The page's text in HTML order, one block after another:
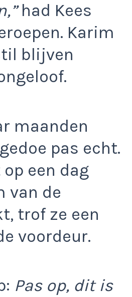
had Kees
Karim
blijven
maanden
pas echt.
een dag
van de
trof ze een
voordeur.
Pas op, dit is